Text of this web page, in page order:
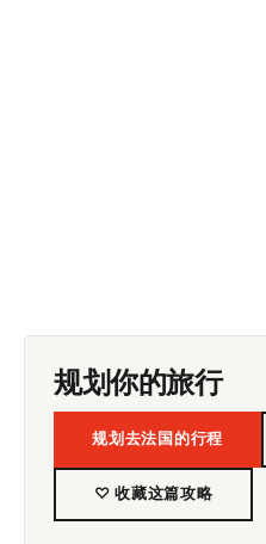
规划你的旅行
规划去法国的行程
♡ 收藏这篇攻略